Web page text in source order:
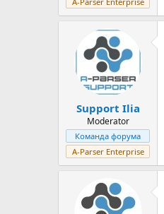
Support Ilia
Moderator
Команда форума
A-Parser Enterprise